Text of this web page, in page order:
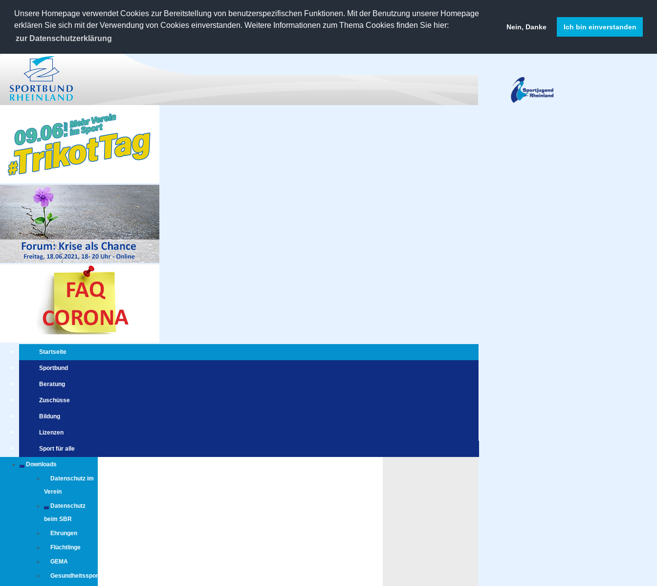
Unsere Homepage verwendet Cookies zur Bereitstellung von benutzerspezifischen Funktionen. Mit der Benutzung unserer Homepage
erklären Sie sich mit der Verwendung von Cookies einverstanden. Weitere Informationen zum Thema Cookies finden Sie hier:
zur Datenschutzerklärung
Nein, Danke Ich bin einverstanden
Startseite
Sportbund
Beratung
Zuschüsse
Bildung
Lizenzen
Sport für alle
Downloads
Datenschutz im
Verein
Datenschutz
beim SBR
Ehrungen
Flüchtlinge
GEMA
Gesundheitssport